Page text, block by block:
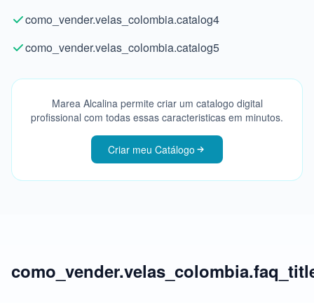
como_vender.velas_colombia.catalog4
como_vender.velas_colombia.catalog5
Marea Alcalina permite criar um catalogo digital
profissional com todas essas caracteristicas em minutos.
Criar meu Catálogo